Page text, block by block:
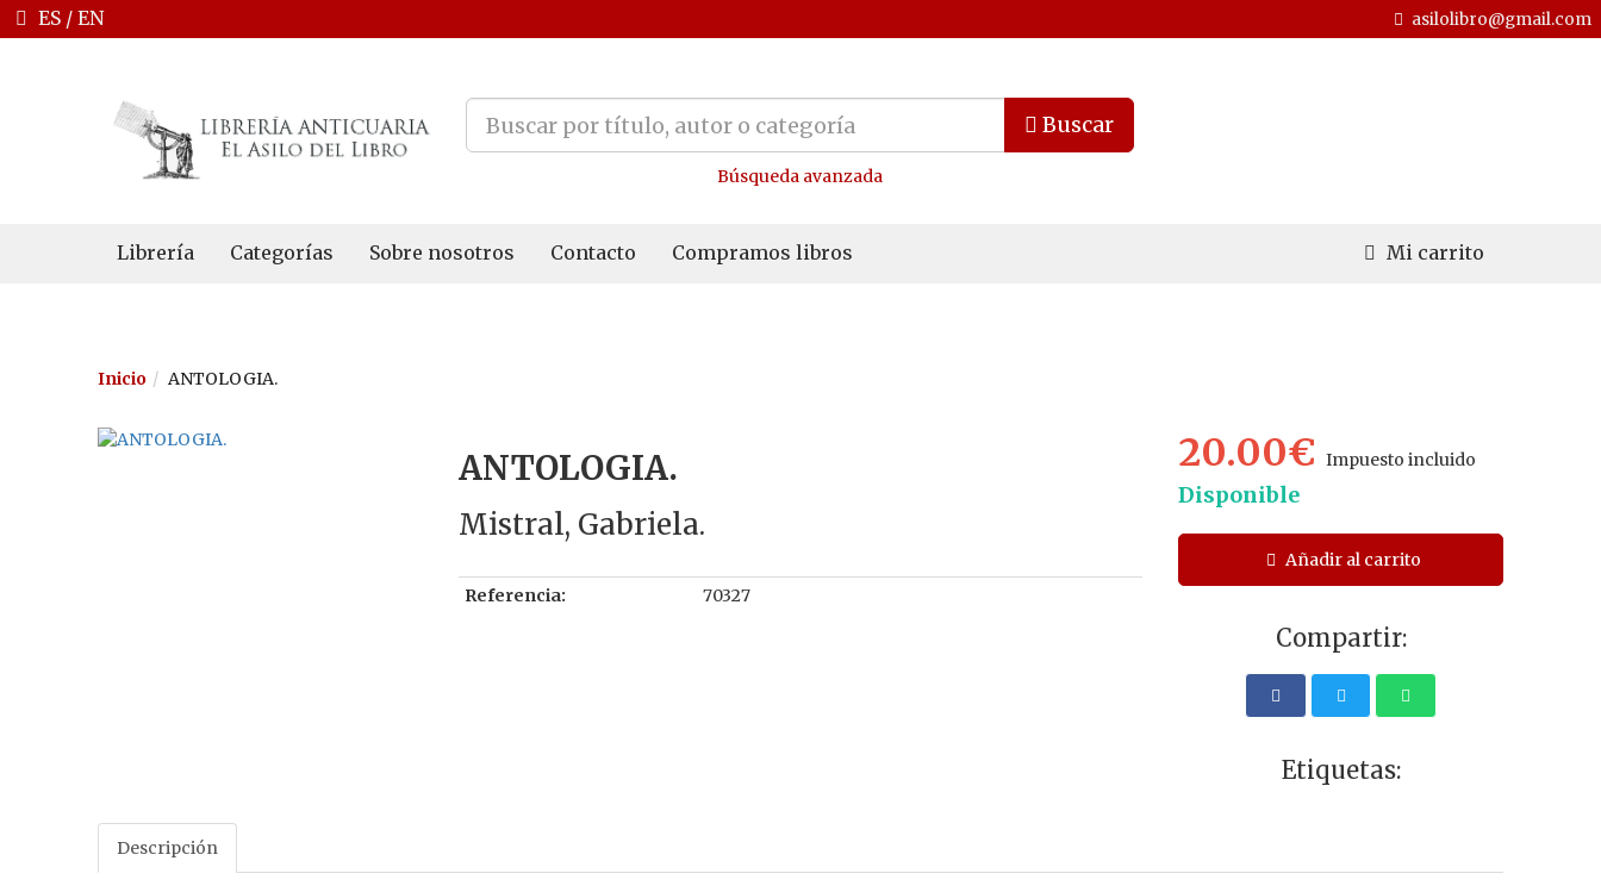
ES / EN asilolibro@gmail.com
Buscar
Búsqueda avanzada
Librería Categorías Sobre nosotros Contacto Compramos libros Mi carrito
Inicio ANTOLOGIA.
ANTOLOGIA.
Mistral, Gabriela.
Referencia: 70327
20.00€Impuesto incluido
Disponible
Añadir al carrito
Compartir:
Etiquetas:
Descripción